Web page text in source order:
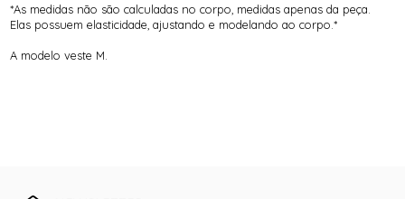
*As medidas não são calculadas no corpo, medidas apenas da peça.
Elas possuem elasticidade, ajustando e modelando ao corpo.*
A modelo veste M.